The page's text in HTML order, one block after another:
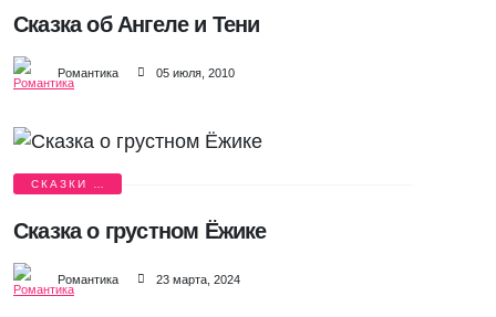
Сказка об Ангеле и Тени
Романтика 05 июля, 2010
СКАЗКИ О
Сказка о грустном Ёжике
Романтика 23 марта, 2024